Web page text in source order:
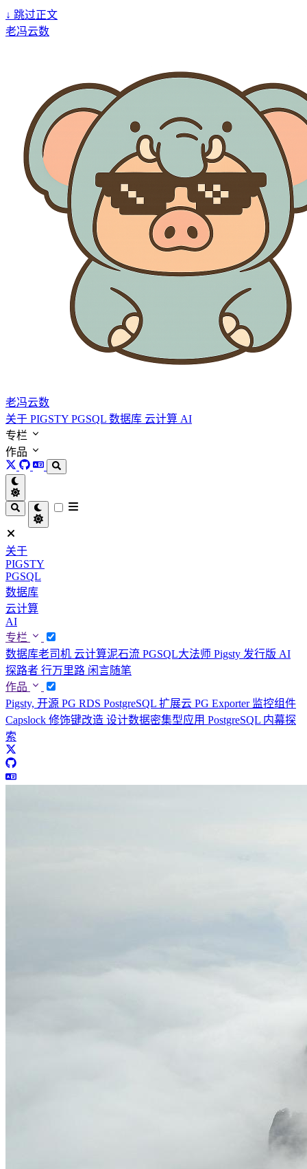
↓ 跳过正文
老冯云数
老冯云数
关于 PIGSTY PGSQL 数据库 云计算 AI
专栏
作品
关于
PIGSTY
PGSQL
数据库
云计算
AI
专栏
数据库老司机 云计算泥石流 PGSQL大法师 Pigsty 发行版 AI
探路者 行万里路 闲言随笔
作品
Pigsty, 开源 PG RDS PostgreSQL 扩展云 PG Exporter 监控组件
Capslock 修饰键改造 设计数据密集型应用 PostgreSQL 内幕探
索